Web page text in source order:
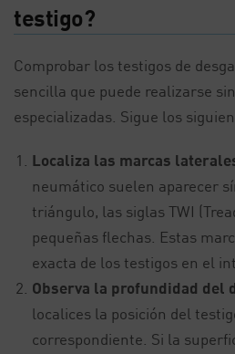
testigo?
Comprobar los testigos de
sencilla que puede realizarse
especializadas. Sigue los
Localiza las marcas
neumático suelen aparecer
triángulo, las siglas TWI
pequeñas flechas. Estas
exacta de los testigos en el
Observa la profundidad del
localices la posición del
correspondiente. Si la